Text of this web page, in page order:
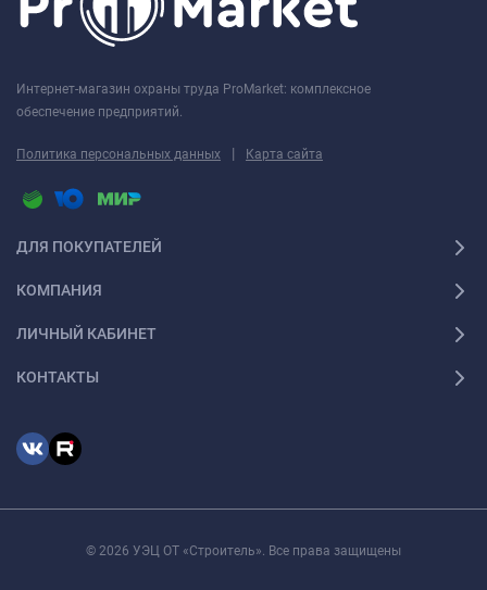
Интернет-магазин охраны труда ProMarket: комплексное
обеспечение предприятий.
Политика персональных данных | Карта сайта
ДЛЯ ПОКУПАТЕЛЕЙ
КОМПАНИЯ
ЛИЧНЫЙ КАБИНЕТ
КОНТАКТЫ
© 2026 УЭЦ ОТ «Строитель». Все права защищены